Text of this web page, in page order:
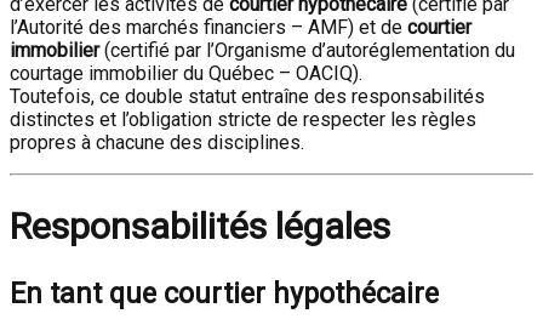
d’exercer les activités de courtier hypothécaire (certifié par
l’Autorité des marchés financiers – AMF) et de courtier
immobilier(certifié par l’Organisme d’autoréglementation du
courtage immobilier du Québec – OACIQ).
Toutefois, ce double statut entraîne des responsabilités
distinctes et l’obligation stricte de respecter les règles
propres à chacune des disciplines.
Responsabilités légales
En tant que courtier hypothécaire